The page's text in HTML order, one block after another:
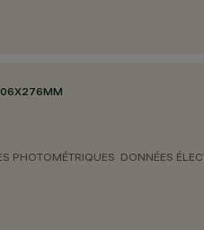
PHOTOMÉTRIQUES DONNÉES